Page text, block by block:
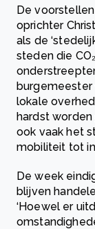
De
oprichter
als de
steden die
burgemeester
lokale
hardst worden
ook vaak het
mobiliteit tot
De week
blijven
‘Hoewel er